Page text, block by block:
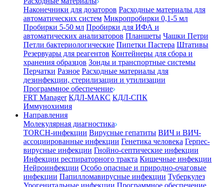
Наконечники для дозаторов Расходные материалы для
автоматических систем Микропробирки 0,1-5 мл
Пробирки 5-50 мл Пробирки для ИФА и
автоматических анализаторов Планшеты Чашки Петри
Петли бактериологические Пипетки Пастера Штативы
Резервуары для реагентов Контейнеры для сбора и
хранения образцов Зонды и транспортные системы
Перчатки Разное Расходные материалы для
дезинфекции, стерилизации и утилизации
Программное обеспечение
FRT Manager КДЛ-МАКС КДЛ-СПК
Иммунохимия
Направления
Молекулярная диагностика
TORCH-инфекции Вирусные гепатиты ВИЧ и ВИЧ-
ассоциированные инфекции Генетика человека Герпес-
вирусные инфекции Гнойно-септические инфекции
Инфекции респираторного тракта Кишечные инфекции
Нейроинфекции Особо опасные и природно-очаговые
инфекции Папилломавирусные инфекции Туберкулез
Урогенитальные инфекции Программное обеспечение